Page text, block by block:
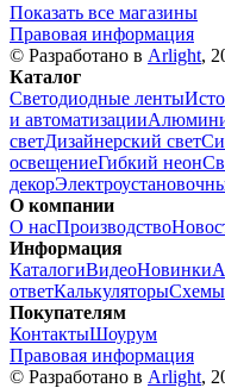
Показать все магазины
Правовая информация
© Разработано в Arlight,
Каталог
Светодиодные ленты
и автоматизации
светДизайнерский свет
освещениеГибкий неон
декор
О компании
О насПроизводство
Информация
КаталогиВидеоНовинки
ответКалькуляторы
Покупателям
КонтактыШоурум
Правовая информация
© Разработано в Arlight,